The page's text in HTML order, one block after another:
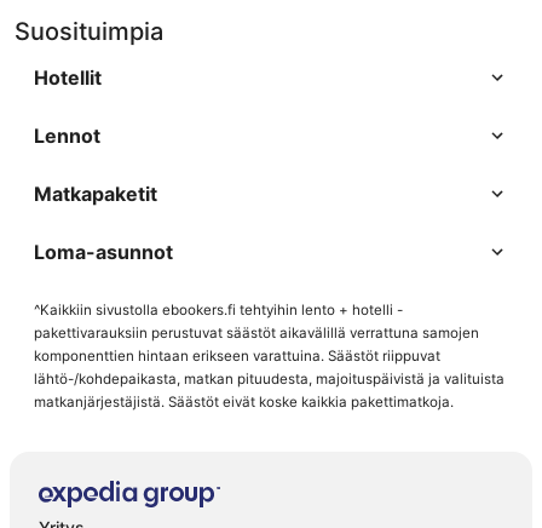
Suosituimpia
Hotellit
Lennot
Matkapaketit
Loma-asunnot
^Kaikkiin sivustolla ebookers.fi tehtyihin lento + hotelli -
pakettivarauksiin perustuvat säästöt aikavälillä verrattuna samojen
komponenttien hintaan erikseen varattuina. Säästöt riippuvat
lähtö-/kohdepaikasta, matkan pituudesta, majoituspäivistä ja valituista
matkanjärjestäjistä. Säästöt eivät koske kaikkia pakettimatkoja.